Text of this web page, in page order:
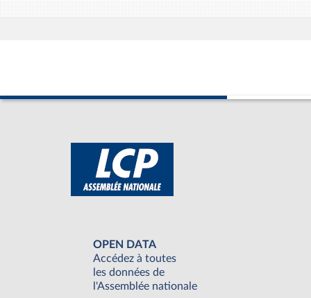
OPEN DATA
Accédez à toutes
les données de
l'Assemblée nationale